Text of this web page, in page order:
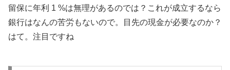
留保に年利 1 %は無理があるのでは？これが成立するなら
銀行はなんの苦労もないので。目先の現金が必要なのか？
はて。注目ですね